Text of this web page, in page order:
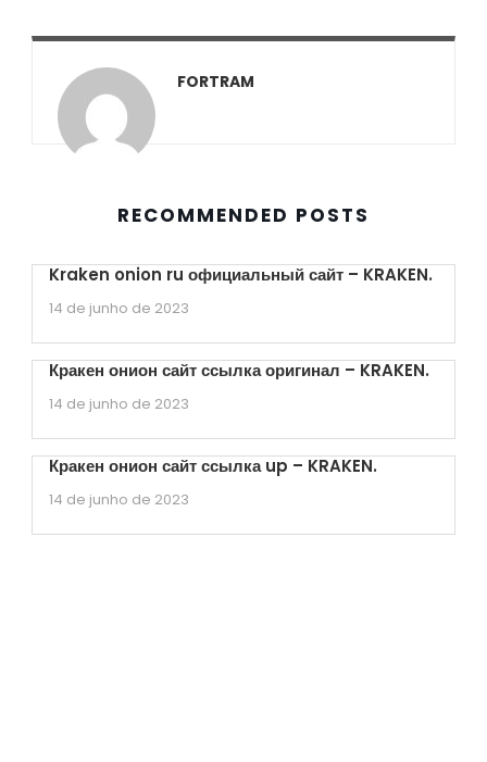
FORTRAM
RECOMMENDED POSTS
Kraken onion ru официальный сайт – KRAKEN.
14 de junho de 2023
Кракен онион сайт ссылка оригинал – KRAKEN.
14 de junho de 2023
Кракен онион сайт ссылка up – KRAKEN.
14 de junho de 2023